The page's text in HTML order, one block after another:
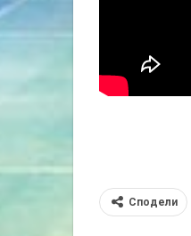
Сподели